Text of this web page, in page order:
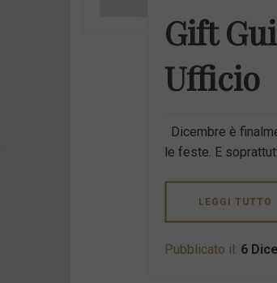
Gift
Ufficio
Dicembre è
le feste. E
LEGGI TUTTO
Pubblicato il: 6